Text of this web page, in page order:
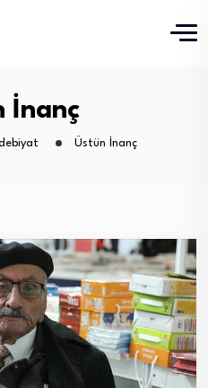
İnanç
Üstün İnanç